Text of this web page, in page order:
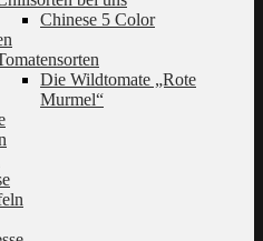
Chinese 5 Color
Die Wildtomate „Rote
Murmel“